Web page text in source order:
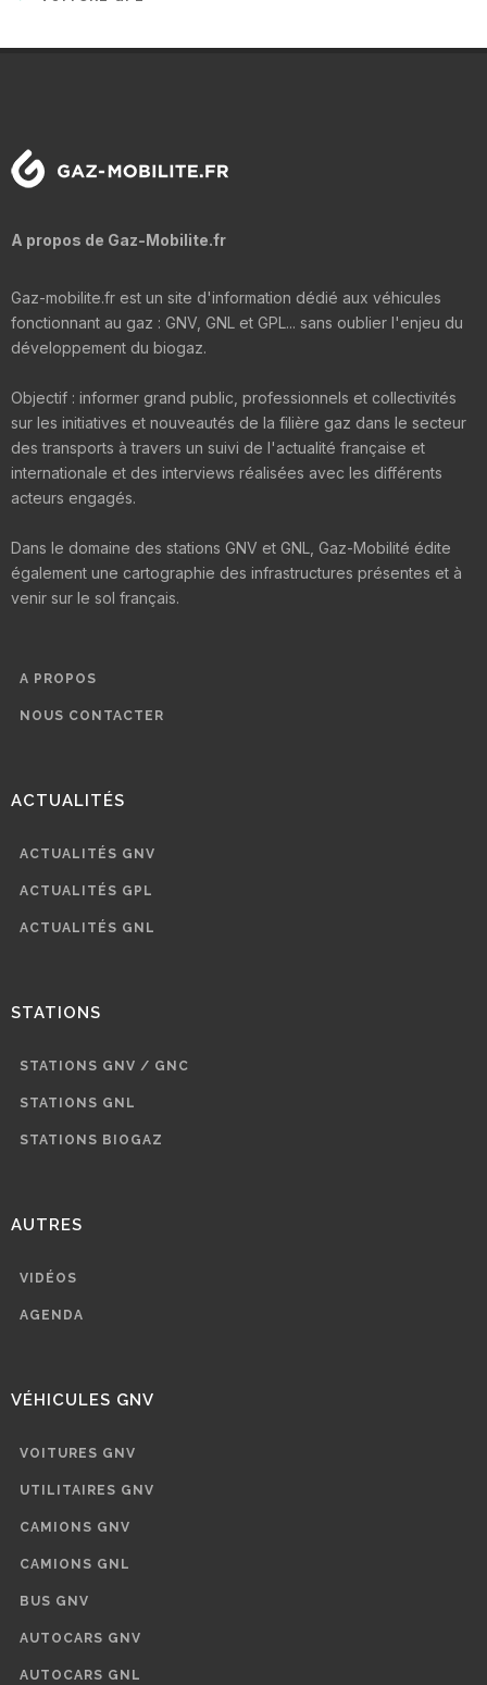
A propos de Gaz-Mobilite.fr
Gaz-mobilite.fr est un site d'information dédié aux véhicules
fonctionnant au gaz : GNV, GNL et GPL... sans oublier l'enjeu du
développement du biogaz.
Objectif : informer grand public, professionnels et collectivités
sur les initiatives et nouveautés de la filière gaz dans le secteur
des transports à travers un suivi de l'actualité française et
internationale et des interviews réalisées avec les différents
acteurs engagés.
Dans le domaine des stations GNV et GNL, Gaz-Mobilité édite
également une cartographie des infrastructures présentes et à
venir sur le sol français.
A PROPOS
NOUS CONTACTER
ACTUALITÉS
ACTUALITÉS GNV
ACTUALITÉS GPL
ACTUALITÉS GNL
STATIONS
STATIONS GNV / GNC
STATIONS GNL
STATIONS BIOGAZ
AUTRES
VIDÉOS
AGENDA
VÉHICULES GNV
VOITURES GNV
UTILITAIRES GNV
CAMIONS GNV
CAMIONS GNL
BUS GNV
AUTOCARS GNV
AUTOCARS GNL